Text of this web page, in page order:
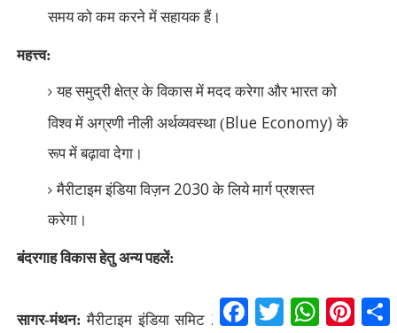
समय को कम करने में सहायक हैं।
महत्त्व:
यह समुद्री क्षेत्र के विकास में मदद करेगा और भारत को
विश्व में अग्रणी नीली अर्थव्यवस्था (Blue Economy)के
रूप में बढ़ावा देगा।
मैरीटाइम इंडिया विज़न 2030 के लिये मार्ग प्रशस्त
करेगा।
बंदरगाह विकास हेतु अन्य पहलें:
सागर-मंथन:मैरीटाइम इंडिया समिट 2021’के अवसर पर मर्केंटाइल
T
W
P